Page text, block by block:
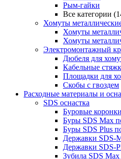
Рым-гайки
Все категории
Хомуты
Хомуты
Хомуты
Электромонтажный
Дюбеля для
Кабельные
Площадки для
Скобы с гвоздем
Расходные материалы и
SDS оснастка
Буровые
Буры SDS Max
Буры SDS Plus
Державки SDS-
Державки SDS-
Зубила SDS